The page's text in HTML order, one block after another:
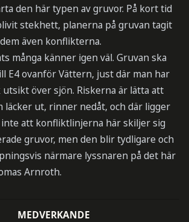
den här typen av gruvor. På kort tid
stekhett, planerna på gruvan tagit
även konflikterna.
många känner igen väl. Gruvan ska
E4 ovanför Vättern, just där man har
över sjön. Riskerna är lätta att
läcker ut, rinner nedåt, och där ligger
inte att konfliktlinjerna här skiljer sig
gruvor, men den blir tydligare och
närmare lyssnaren på det här
Arnroth.
MEDVERKANDE